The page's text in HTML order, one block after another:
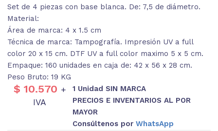
Set de 4 piezas con base blanca. De: 7,5 de diámetro.
Material:
Área de marca: 4 x 1.5 cm
Técnica de marca: Tampografía. Impresión UV a full
color 20 x 15 cm. DTF UV a full color maximo 5 x 5 cm.
Empaque: 160 unidades en caja de: 42 x 56 x 28 cm.
Peso Bruto: 19 KG
$ 10.570 +
IVA
1 Unidad SIN MARCA
PRECIOS E INVENTARIOS AL POR
MAYOR
Consúltenos por WhatsApp